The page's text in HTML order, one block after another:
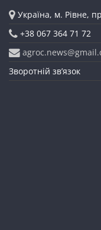
Україна, м. Рівне,
+38 067 364 71 72
Зворотній зв’язок